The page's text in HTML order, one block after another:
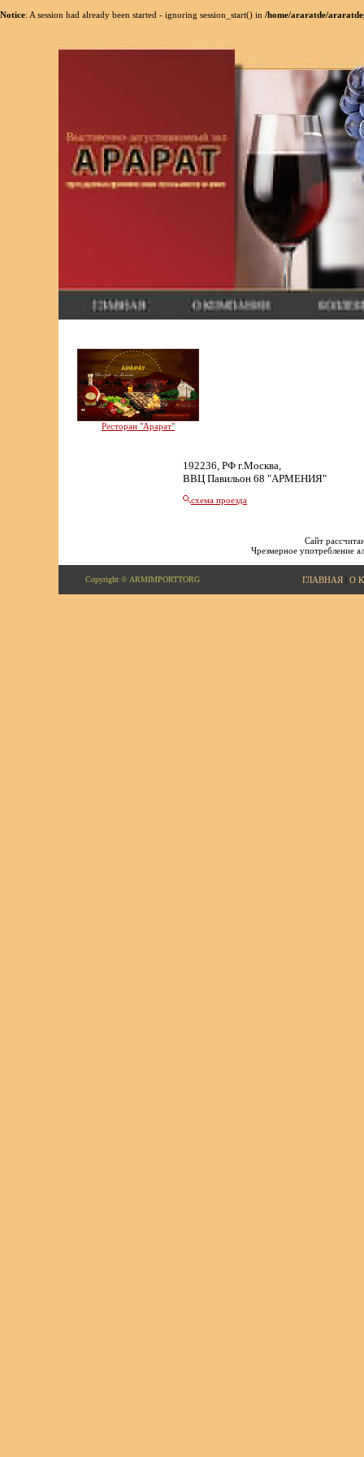
Notice: A session had already been started - ignoring session_start() in /home/araratde/
Ресторан "Арарат"
192236, РФ г.Москва,
ВВЦ Павильон 68 "АРМЕНИЯ"
схема проезда
Сайт
Чрезмерное употребление
Copyright © ARMIMPORTTORG ГЛАВНАЯ| О